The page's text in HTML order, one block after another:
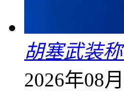
胡塞武装
2026年08